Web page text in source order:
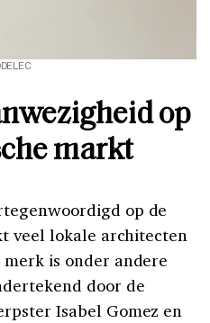
op
markt
op de
veel lokale architecten
is onder andere
door de
Isabel Gomez en